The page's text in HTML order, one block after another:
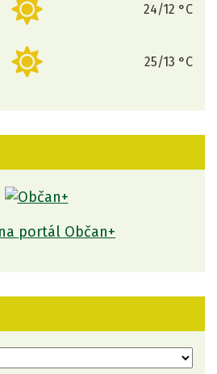
24/12 °C
25/13 °C
portál Občan+